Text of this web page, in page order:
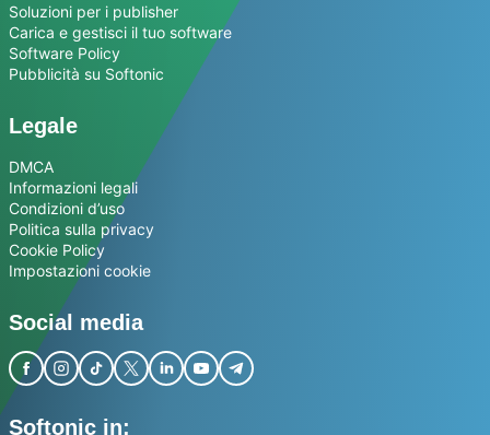
Soluzioni per i publisher
Carica e gestisci il tuo software
Software Policy
Pubblicità su Softonic
Legale
DMCA
Informazioni legali
Condizioni d’uso
Politica sulla privacy
Cookie Policy
Impostazioni cookie
Social media
Softonic in: